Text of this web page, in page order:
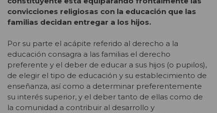
convicciones religiosas con la educación que las
familias decidan entregar a los hijos.
Por su parte el acápite referido al derecho a la
educación consagra a las familias el derecho
preferente y el deber de educar a sus hijos (o pupilos),
de elegir el tipo de educación y su establecimiento de
enseñanza, así como a determinar preferentemente
su interés superior, y el deber tanto de ellas como de
la comunidad a contribuir al desarrollo y